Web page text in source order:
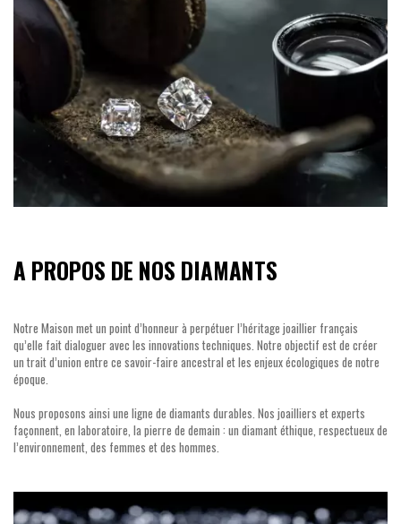
A PROPOS DE NOS DIAMANTS
Notre Maison met un point d’honneur à perpétuer l’héritage joaillier français
qu’elle fait dialoguer avec les innovations techniques. Notre objectif est de créer
un trait d’union entre ce savoir-faire ancestral et les enjeux écologiques de notre
époque.
Nous proposons ainsi une ligne de diamants durables. Nos joailliers et experts
façonnent, en laboratoire, la pierre de demain : un diamant éthique, respectueux de
l’environnement, des femmes et des hommes.